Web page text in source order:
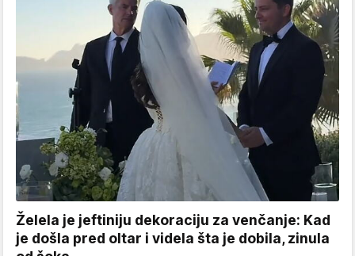
Želela je jeftiniju dekoraciju za venčanje: Kad
je došla pred oltar i videla šta je dobila, zinula